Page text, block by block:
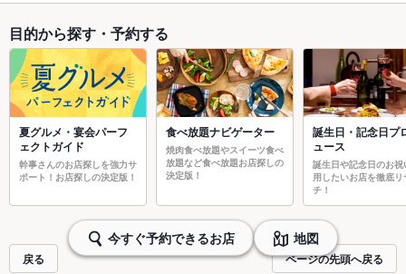
目的から探す・予約する
夏グルメ・宴会パーフ
ェクトガイド
幹事さんのお店探しを強力サ
ポート！お店探しの決定版！
食べ放題ナビゲーター
焼肉食べ放題やスイーツ食べ
放題など食べ放題お店探しの
決定版！
誕生日・記念日プ
ュース
誕生日や記念日のお祝
用したいお店を徹底リ
チ！
戻る ページの先頭へ戻る
今すぐ予約できるお店 地図